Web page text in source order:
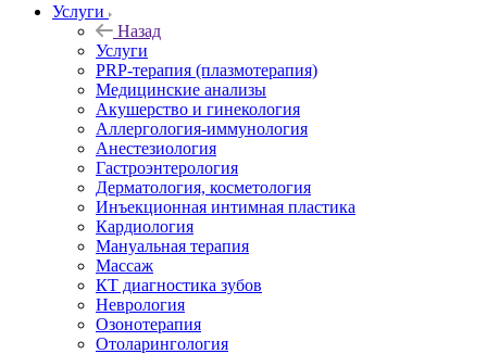
Услуги
Назад
Услуги
PRP-терапия (плазмотерапия)
Медицинские анализы
Акушерство и гинекология
Аллергология-иммунология
Анестезиология
Гастроэнтерология
Дерматология, косметология
Инъекционная интимная пластика
Кардиология
Мануальная терапия
Массаж
КТ диагностика зубов
Неврология
Озонотерапия
Отоларингология